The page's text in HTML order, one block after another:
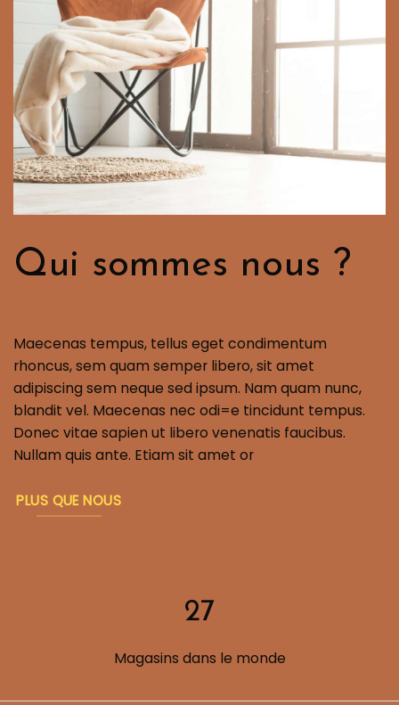
Qui sommes nous ?
Maecenas tempus, tellus eget condimentum
rhoncus, sem quam semper libero, sit amet
adipiscing sem neque sed ipsum. Nam quam nunc,
blandit vel. Maecenas nec odi=e tincidunt tempus.
Donec vitae sapien ut libero venenatis faucibus.
Nullam quis ante. Etiam sit amet or
PLUS QUE NOUS
27
Magasins dans le monde